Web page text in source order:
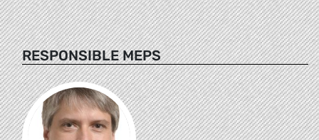
RESPONSIBLE MEPS